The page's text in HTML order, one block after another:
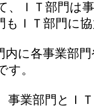
ＩＴ部門は
ＩＴ部門に
に各事業部
。
業部門とＩ